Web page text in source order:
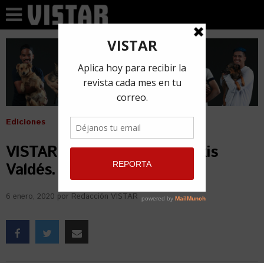
Ediciones
VISTAR Magazine No.65 Alexis
Valdés.
6 enero, 2020 por Redacción VISTAR